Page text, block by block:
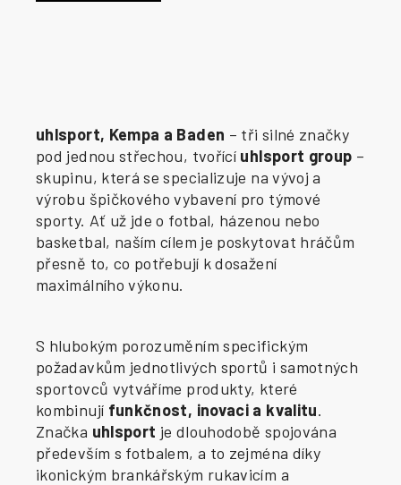
uhlsport, Kempa a Baden – tři silné značky
pod jednou střechou, tvořící uhlsport group –
skupinu, která se specializuje na vývoj a
výrobu špičkového vybavení pro týmové
sporty. Ať už jde o fotbal, házenou nebo
basketbal, naším cílem je poskytovat hráčům
přesně to, co potřebují k dosažení
maximálního výkonu.
S hlubokým porozuměním specifickým
požadavkům jednotlivých sportů i samotných
sportovců vytváříme produkty, které
kombinují funkčnost, inovaci a kvalitu.
Značka uhlsport je dlouhodobě spojována
především s fotbalem, a to zejména díky
ikonickým brankářským rukavicím a